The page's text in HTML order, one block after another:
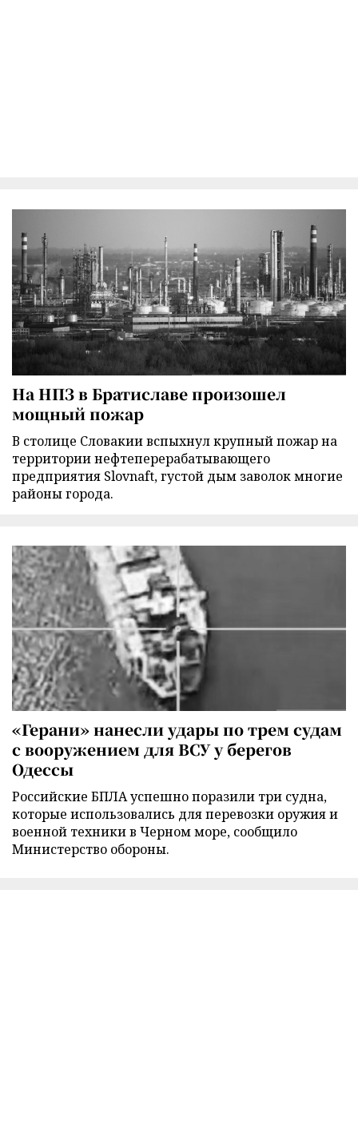
На НПЗ в Братиславе произошел
мощный пожар
В столице Словакии вспыхнул крупный пожар на
территории нефтеперерабатывающего
предприятия Slovnaft, густой дым заволок многие
районы города.
«Герани» нанесли удары по трем судам
с вооружением для ВСУ у берегов
Одессы
Российские БПЛА успешно поразили три судна,
которые использовались для перевозки оружия и
военной техники в Черном море, сообщило
Министерство обороны.